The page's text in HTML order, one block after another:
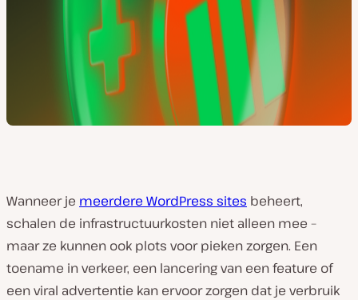
Wanneer je meerdere WordPress sites beheert,
schalen de infrastructuurkosten niet alleen mee –
maar ze kunnen ook plots voor pieken zorgen. Een
toename in verkeer, een lancering van een feature of
een viral advertentie kan ervoor zorgen dat je verbruik